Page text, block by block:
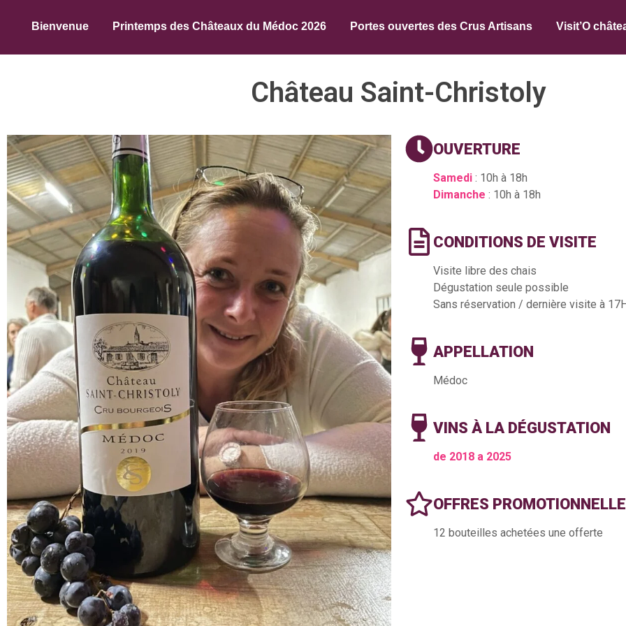
Bienvenue Printemps des Châteaux du Médoc 2026 Portes ouvertes des Crus Artisans Visit’O
Château Saint-Christoly
OUVERTURE
Samedi : 10h à 18h
Dimanche : 10h à 18h
CONDITIONS DE VISITE
Visite libre des chais
Dégustation seule possible
Sans réservation / dernière visite à
APPELLATION
Médoc
VINS À LA DÉGUSTATION
de 2018 a 2025
OFFRES
12 bouteilles achetées une offerte